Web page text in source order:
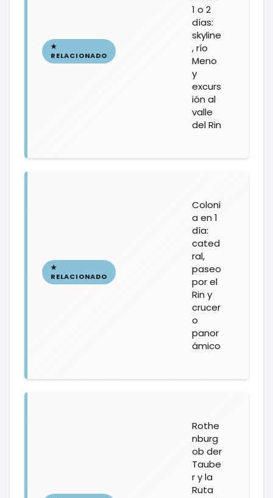
1 o 2
días:
skyline
, río
Meno
y
excurs
ión al
valle
del Rin
Coloni
a en 1
día:
cated
ral,
paseo
por el
Rin y
crucer
o
panor
ámico
Rothe
nburg
ob der
Taube
r y la
Ruta